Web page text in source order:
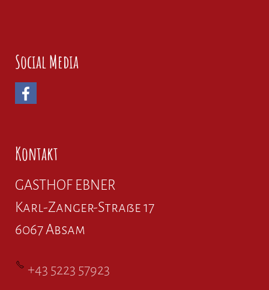
Social Media
Kontakt
GASTHOF EBNER
Karl-Zanger-Straße 17
6067 Absam
+43 5223 57923